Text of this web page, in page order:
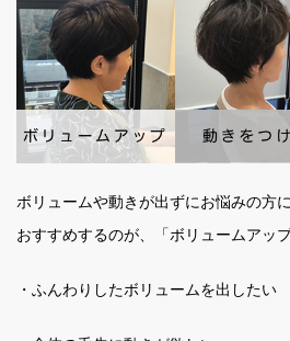
ボリュームや動きが出ずにお悩みの方
おすすめするのが、「ボリュームアッ
・ふんわりしたボリュームを出したい